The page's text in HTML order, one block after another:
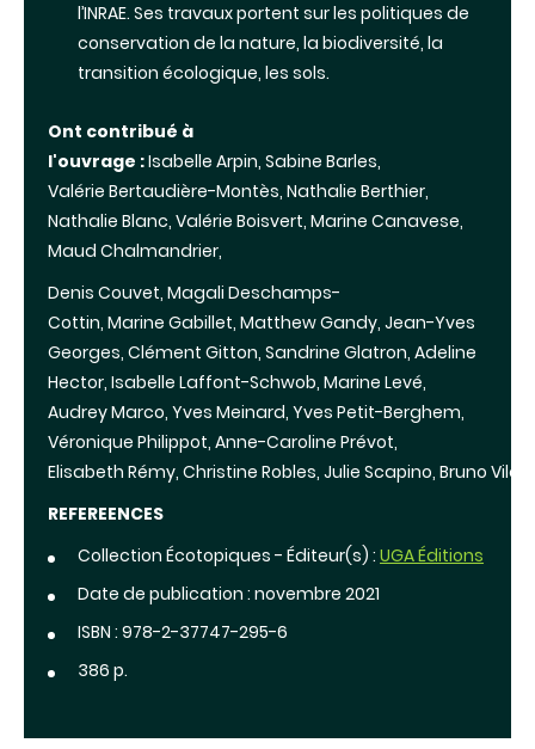
l’INRAE. Ses travaux portent sur les politiques de
conservation de la nature, la biodiversité, la
transition écologique, les sols.
Ont contribué à
l'ouvrage :Isabelle Arpin, Sabine Barles,
Valérie Bertaudière-Montès, Nathalie Berthier,
Nathalie Blanc, Valérie Boisvert, Marine Canavese,
Maud Chalmandrier,
Denis Couvet, Magali Deschamps-
Cottin, Marine Gabillet, Matthew Gandy, Jean-Yves
Georges, Clément Gitton, Sandrine Glatron, Adeline
Hector, Isabelle Laffont-Schwob, Marine Levé,
Audrey Marco, Yves Meinard, Yves Petit-Berghem,
Véronique Philippot, Anne-Caroline Prévot,
Elisabeth Rémy, Christine Robles, Julie Scapino, Bruno Vila.
REFEREENCES
Collection Écotopiques - Éditeur(s) : UGA Éditions
Date de publication : novembre 2021
ISBN : 978-2-37747-295-6
386 p.